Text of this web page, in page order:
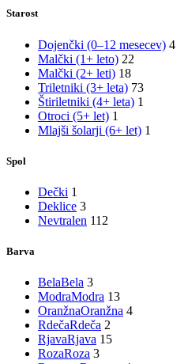
Starost
Dojenčki (0–12 mesecev) 4
Malčki (1+ leto) 22
Malčki (2+ leti) 18
Triletniki (3+ leta) 73
Štiriletniki (4+ leta) 1
Otroci (5+ let) 1
Mlajši šolarji (6+ let) 1
Spol
Dečki 1
Deklice 3
Nevtralen 112
Barva
BelaBela 3
ModraModra 13
OranžnaOranžna 4
RdečaRdeča 2
RjavaRjava 15
RozaRoza 3